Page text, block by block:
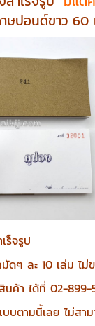
ษปอนด์ขาว 60
ร็จรูป
ๆ ละ 10 เล่ม ไม่
สินค้า ได้ที่ 02-
บตามนี้เลย ไม่สา